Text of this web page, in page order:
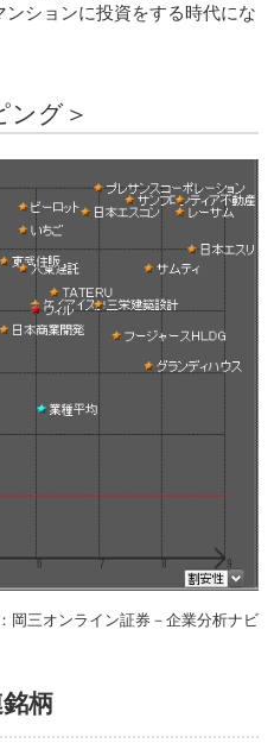
ションに投資をする時代にな
ング＞
岡三オンライン証券－企業分析ナビ
柄